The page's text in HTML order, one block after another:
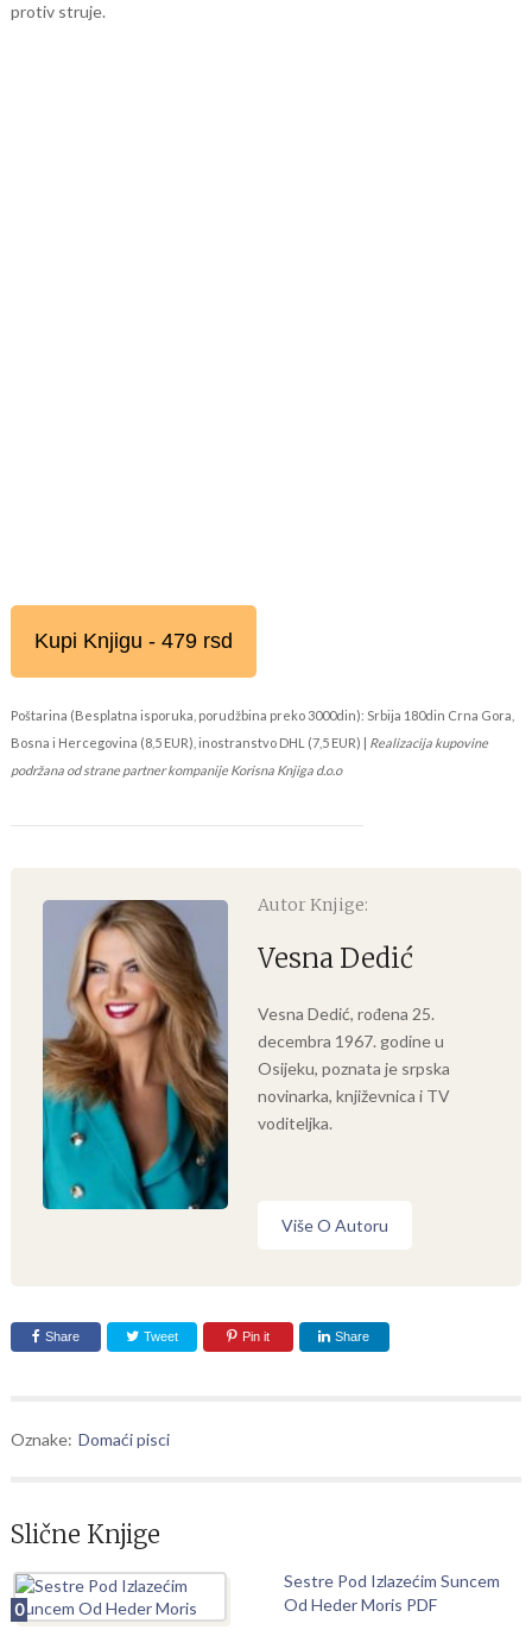
protiv struje.
Kupi Knjigu - 479 rsd
Poštarina (Besplatna isporuka, porudžbina preko 3000din): Srbija 180din Crna Gora,
Bosna i Hercegovina (8,5 EUR), inostranstvo DHL (7,5 EUR) | Realizacija kupovine
podržana od strane partner kompanije Korisna Knjiga d.o.o
Autor Knjige:
Vesna Dedić
Vesna Dedić, rođena 25.
decembra 1967. godine u
Osijeku, poznata je srpska
novinarka, književnica i TV
voditeljka.
Više O Autoru
Share Tweet Pin it Share
Oznake: Domaći pisci
Slične Knjige
0
Sestre Pod Izlazećim Suncem
Od Heder Moris PDF